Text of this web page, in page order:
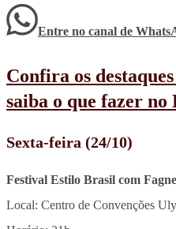
Entre no canal de
Confira os
saiba o que fazer no
Sexta-feira (24/10)
Festival Estilo Brasil com
Local: Centro de Convenções